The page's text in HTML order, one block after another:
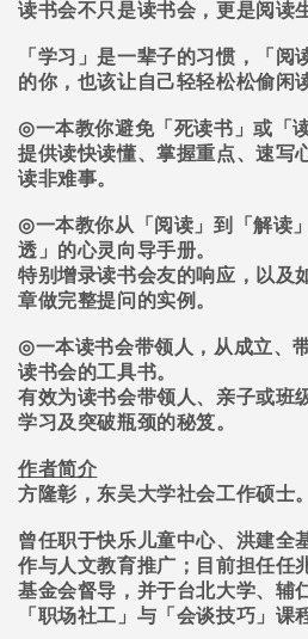
读书会不只是读书会，更是阅读
「学习」是一辈子的习惯，「阅
的你，也该让自己轻轻松松偷闲
◎一本教你避免「死读书」或「
提供读快读懂、掌握重点、速写
读非难事。
◎一本教你从「阅读」到「解读
透」的心灵向导手册。
特别增录读书会友的响应，以及
章做完整提问的实例。
◎一本读书会带领人，从成立、
读书会的工具书。
有效为读书会带领人、亲子或班
学习及突破瓶颈的秘笈。
作者简介
方隆彰，东吴大学社会工作硕士。
曾任职于快乐儿童中心、洪建全
作与人文教育推广；目前担任任
基金会督导，并于台北大学、辅
「职场社工」与「会谈技巧」课